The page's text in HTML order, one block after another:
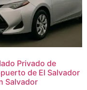
Privado de
de El Salvador
Salvador